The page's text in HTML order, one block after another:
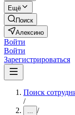
Ещё
Поиск
Алексино
Войти
Войти
Зарегистрироваться
Поиск
/
... /